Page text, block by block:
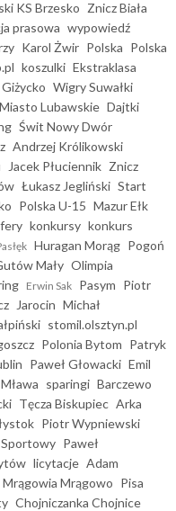
KS Brzesko Znicz Biała
prasowa wypowiedź
Karol Żwir Polska Polska
koszulki Ekstraklasa
Wigry Suwałki
Lubawskie Dajtki
Świt Nowy Dwór
Andrzej Królikowski
Jacek Płuciennik Znicz
Łukasz Jegliński Start
Polska U-15 Mazur Ełk
konkursy konkurs
Huragan Morąg Pogoń
Mały Olimpia
Erwin Sak Pasym Piotr
Jarocin Michał
stomil.olsztyn.pl
Polonia Bytom Patryk
Paweł Głowacki Emil
sparingi Barczewo
Tęcza Biskupiec Arka
Piotr Wypniewski
Paweł
licytacje Adam
Mrągowia Mrągowo Pisa
Chojniczanka Chojnice